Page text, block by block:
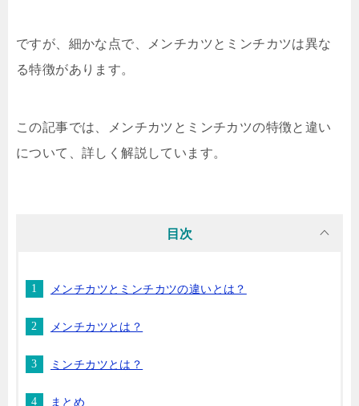
ですが、細かな点で、メンチカツとミンチカツは異な
る特徴があります。
この記事では、メンチカツとミンチカツの特徴と違い
について、詳しく解説しています。
目次
メンチカツとミンチカツの違いとは？
メンチカツとは？
ミンチカツとは？
まとめ